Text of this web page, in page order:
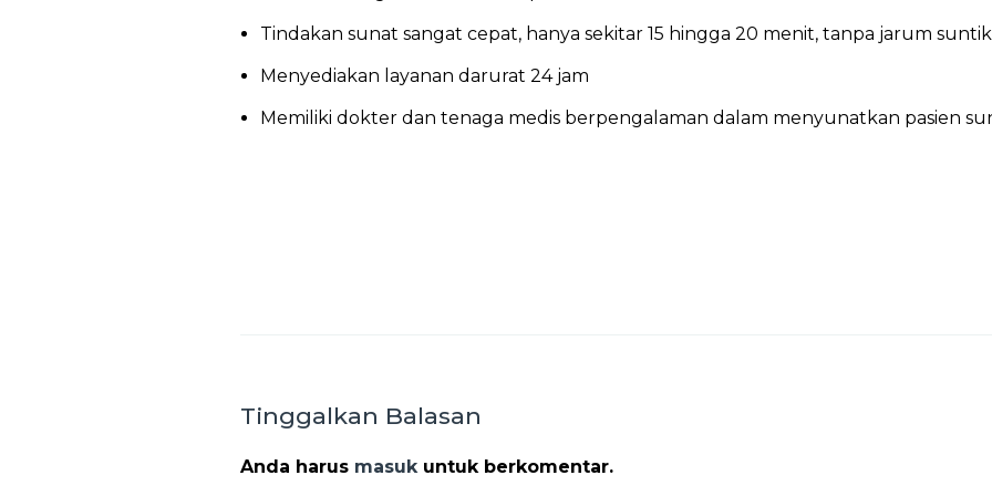
Tindakan sunat sangat cepat, hanya sekitar 15 hingga 20 menit, tanpa jarum
Menyediakan layanan darurat 24 jam
Memiliki dokter dan tenaga medis berpengalaman dalam menyunatkan pasien
Tinggalkan Balasan
Anda harus masukuntuk berkomentar.